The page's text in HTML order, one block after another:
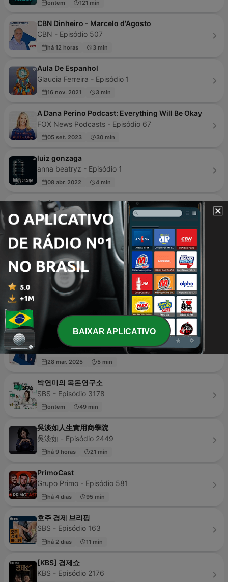
ontem 121 min
CBN Dinheiro - Marcelo d'Agosto
CBN - Episódio 507
há 12 horas 3 min
Aula De Espanhol
Glaucia Ferreira - Episódio 1
16 nov. 2021 3 min
A Dana Perino Podcast: Everything Will Be Okay
FOX News Podcasts - Episódio 67
05 set. 2023 30 min
luiz gonzaga
anna beatryz - Episódio 1
08 abr. 2022 4 min
Braincast
B9 - Episódio 653
há 5 dias 110 min
Fundos De Investimento
Karoline Angelo - Episódio 1
22 set. 2020
Os Sócios Podcast
Grupo Primo - Episódio 306
há 1 semana 125 min
CBN Empresa| Londrina
CBN Empresa| Londrina - Episódio 73
28 mar. 2025 5 min
박연미의 목돈연구소
SBS - Episódio 3178
ontem 49 min
吳淡如人生實用商學院
吳淡如 - Episódio 2449
há 9 horas 21 min
PrimoCast
Grupo Primo - Episódio 581
há 4 dias 95 min
호주 경제 브리핑
SBS - Episódio 163
há 2 dias 11 min
[KBS] 경제쇼
KBS - Episódio 2176
BAIXAR APLICATIVO